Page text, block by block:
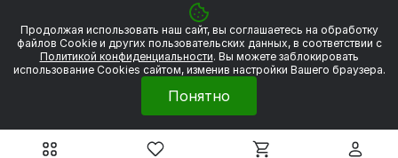
© 2026 «УЭСК-ТЕХНОЛОГИИ»
Политика обработки персональных данных
Сделано вFramelink
Продолжая использовать наш сайт, вы соглашаетесь на обработку
файлов Сookie и других пользовательских данных, в соответствии с
Политикой конфиденциальности. Вы можете заблокировать
использование Cookies сайтом, изменив настройки Вашего браузера.
Понятно